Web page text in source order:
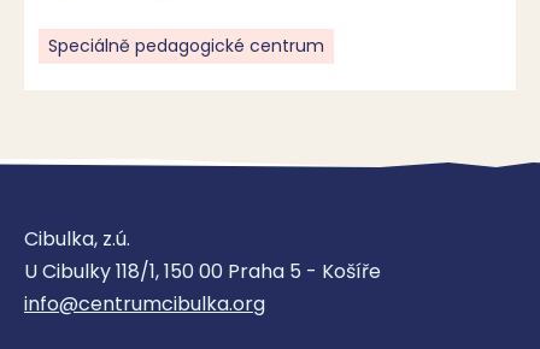
Speciálně pedagogické centrum
Cibulka, z.ú.
U Cibulky 118/1, 150 00 Praha 5 - Košíře
info@centrumcibulka.org